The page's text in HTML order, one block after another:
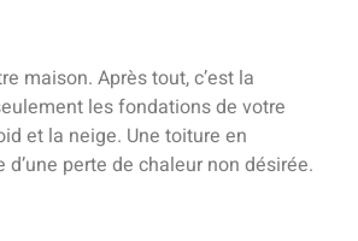
maison. Après tout, c’est la
les fondations de votre
et la neige. Une toiture en
perte de chaleur non désirée.